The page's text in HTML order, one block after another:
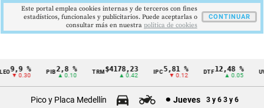
Cintillo
9,9 %
▼ 0.30
PIB2,8 %
▲ 0.10
TRM$4178,23
▲ 0.42
5,81 %
▼ 0.12
DTF12,48 %
▲ 0.05
UVR
Pico y Placa Medellín Jueves 3 y 6 3 y 6
Este portal emplea cookies internas y de terceros con fines
estadísticos, funcionales y publicitarios. Puede aceptarlas o
consultar más en nuestra politica de cookies
CONTINUAR